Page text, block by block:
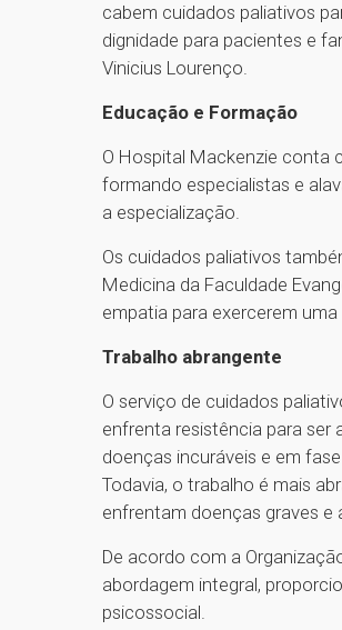
cabem cuidados paliativos
dignidade para pacientes e
Vinicius Lourenço.
Educação e Formação
O Hospital Mackenzie conta
formando especialistas e
a especialização.
Os cuidados paliativos
Medicina da Faculdade
empatia para exercerem
Trabalho abrangente
O serviço de cuidados
enfrenta resistência para ser
doenças incuráveis e em
Todavia, o trabalho é mais
enfrentam doenças graves e
De acordo com a
abordagem integral,
psicossocial.